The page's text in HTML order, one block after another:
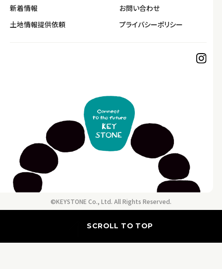
新着情報
お問い合わせ
土地情報提供依頼
プライバシーポリシー
©KEYSTONE Co., Ltd. All Rights Reserved.
SCROLL TO TOP